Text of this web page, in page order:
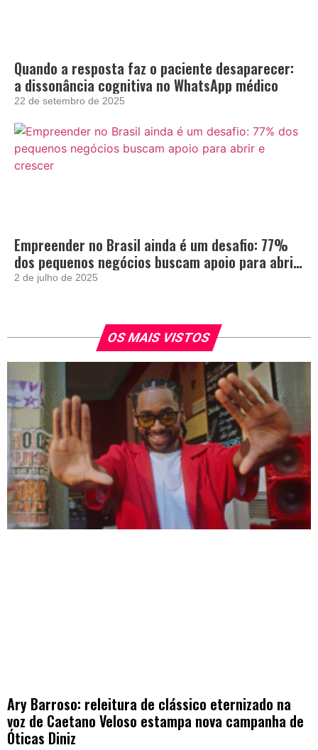
Quando a resposta faz o paciente desaparecer:
a dissonância cognitiva no WhatsApp médico
22 de setembro de 2025
Empreender no Brasil ainda é um desafio: 77%
dos pequenos negócios buscam apoio para abrir
e crescer
2 de julho de 2025
OS MAIS VISTOS
Ary Barroso: releitura de clássico eternizado na
voz de Caetano Veloso estampa nova campanha de
Óticas Diniz